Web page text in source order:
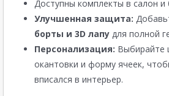
Доступны комплекты в салон и
Улучшенная защита:
борты и 3D лапу для полной
Персонализация: Выбирайте
окантовки и форму ячеек,
вписался в интерьер.